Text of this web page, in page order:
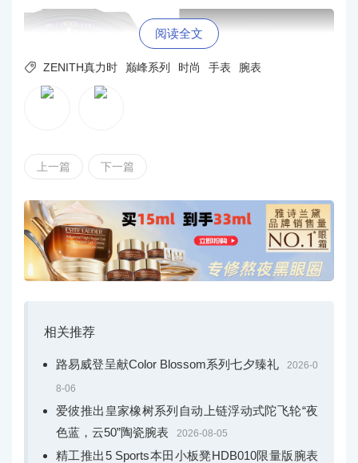
紫色调蓝宝石元素与同色系小表盘层叠交错，时标指
针涂覆SuperLuminova SLN C1超级夜光物料，具备清晰易
读特性
邃的视觉层次，并展现精密复杂的机械特性。通透质感成
阅读全文
 ZENITH真力时 巅峰系列 时尚 手表 腕表
上一篇 下一篇
相关推荐
路易威登呈献Color Blossom系列七夕臻礼 2026-0
8-06
爱彼推出皇家橡树系列自动上链浮动式陀飞轮“夜
色蓝，云50”陶瓷腕表
2026-08-05
精工推出5 Sports本田小板凳HDB010限量版腕表